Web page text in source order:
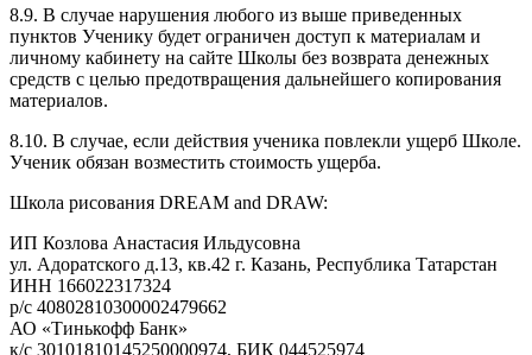
8.9. В случае нарушения любого из выше приведенных
пунктов Ученику будет ограничен доступ к материалам и
личному кабинету на сайте Школы без возврата денежных
средств с целью предотвращения дальнейшего копирования
материалов.
8.10. В случае, если действия ученика повлекли ущерб Школе.
Ученик обязан возместить стоимость ущерба.
Школа рисования DREAM and DRAW:
ИП Козлова Анастасия Ильдусовна
ул. Адоратского д.13, кв.42 г. Казань, Республика Татарстан
ИНН 166022317324
р/с 40802810300002479662
АО «Тинькофф Банк»
к/с 30101810145250000974, БИК 044525974